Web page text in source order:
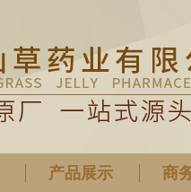
产品展示 商